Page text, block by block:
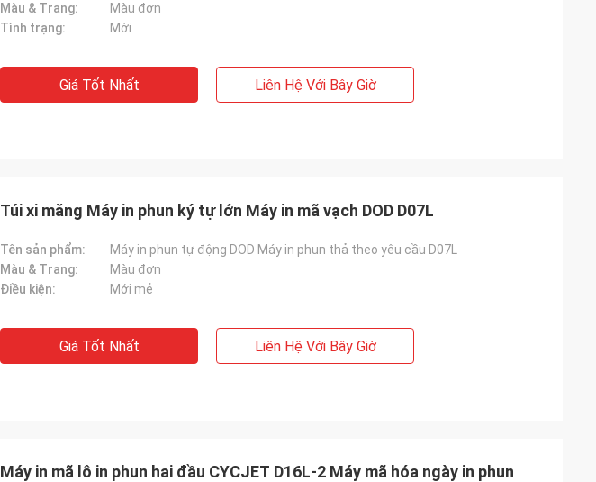
Màu & Trang:
Màu đơn
Tình trạng:
Mới
Giá Tốt Nhất Liên Hệ Với Bây Giờ
Túi xi măng Máy in phun ký tự lớn Máy in mã vạch DOD D07L
Tên sản phẩm:
Máy in phun tự động DOD Máy in phun thả theo yêu cầu D07L
Màu & Trang:
Màu đơn
Điều kiện:
Mới mẻ
Giá Tốt Nhất Liên Hệ Với Bây Giờ
Máy in mã lô in phun hai đầu CYCJET D16L-2 Máy mã hóa ngày in phun